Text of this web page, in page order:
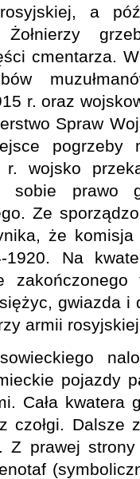
a
cmentarza.
r. oraz
Spraw
pogrzeby
wojsko
sobie prawo
Ze
że komisja
Na
gwiazda i
armii
pojazdy
Cała kwatera
czołgi. Dalsze
Z prawej